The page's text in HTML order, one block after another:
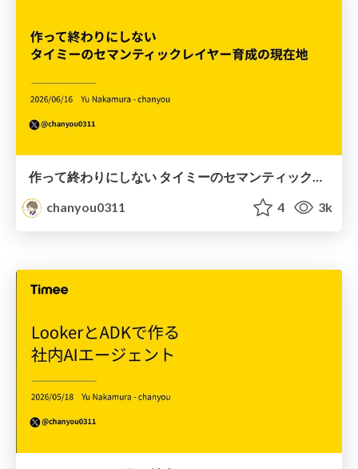
作って終わりにしない タイミーのセマンティックレイヤー育成の現在地
chanyou0311
4 3k